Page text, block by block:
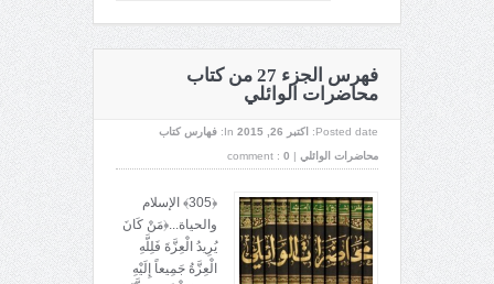
فهرس الجزء 27 من كتاب
محاضرات الوائلي
Posted date: اکتبر 26, 2015 In:
فهارس كتاب
محاضرات الوائلي |
comment : 0
﴿305﴾ الإسلام
والحياة...﴿مَنْ كَانَ
يُرِيدُ الْعِزَّةَ فَلِلَّهِ
الْعِزَّةُ جَمِيعاً إِلَيْهِ